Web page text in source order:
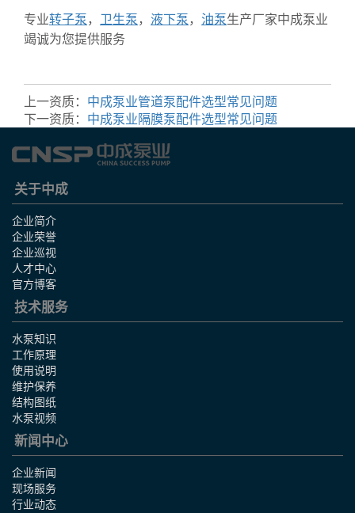
专业转子泵， 卫生泵， 液下泵， 油泵生产厂家中成泵业
竭诚为您提供服务
上一资质： 中成泵业管道泵配件选型常见问题
下一资质： 中成泵业隔膜泵配件选型常见问题
关于中成
企业简介
企业荣誉
企业巡视
人才中心
官方博客
技术服务
水泵知识
工作原理
使用说明
维护保养
结构图纸
水泵视频
新闻中心
企业新闻
现场服务
行业动态